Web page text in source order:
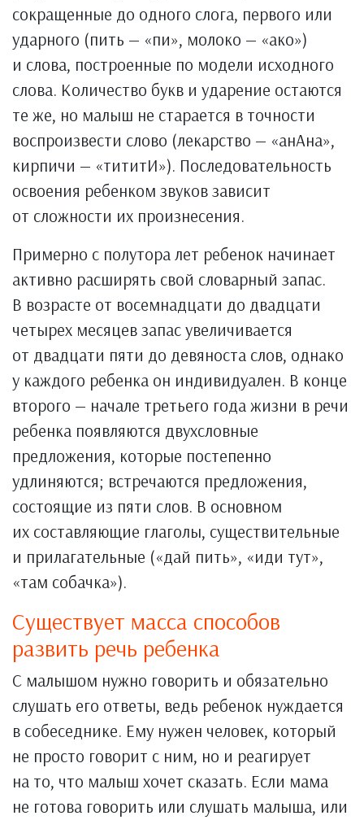
сокращенные до одного слога, первого или
ударного (пить — «пи», молоко — «ако»)
и слова, построенные по модели исходного
слова. Количество букв и ударение остаются
те же, но малыш не старается в точности
воспроизвести слово (лекарство — «анАна»,
кирпичи — «тититИ»). Последовательность
освоения ребенком звуков зависит
от сложности их произнесения.
Примерно с полутора лет ребенок начинает
активно расширять свой словарный запас.
В возрасте от восемнадцати до двадцати
четырех месяцев запас увеличивается
от двадцати пяти до девяноста слов, однако
у каждого ребенка он индивидуален. В конце
второго — начале третьего года жизни в речи
ребенка появляются двухсловные
предложения, которые постепенно
удлиняются; встречаются предложения,
состоящие из пяти слов. В основном
их составляющие глаголы, существительные
и прилагательные («дай пить», «иди тут»,
«там собачка»).
Существует масса способов
развить речь ребенка
С малышом нужно говорить и обязательно
слушать его ответы, ведь ребенок нуждается
в собеседнике. Ему нужен человек, который
не просто говорит с ним, но и реагирует
на то, что малыш хочет сказать. Если мама
не готова говорить или слушать малыша, или